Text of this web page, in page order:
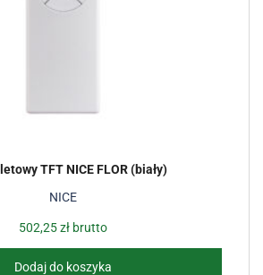
NICE
TFT NICE FLOR (biały)
502,25złbrutto
Dodaj do koszyka